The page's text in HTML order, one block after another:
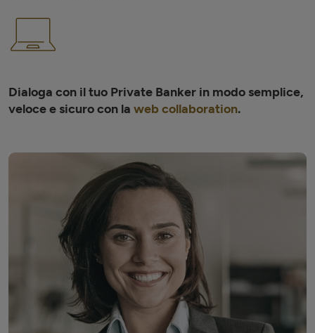
Dialoga con il tuo Private Banker in modo semplice,
veloce e sicuro con la web collaboration.